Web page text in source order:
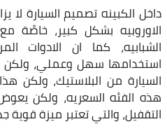
داخل الكبينه تصميم السيارة لا
الاوروبيه بشكل كبير، خاصًة
الشبابيه، كما ان الادوات
استخدامها سهل وعملي، ولكن
السيارة من البلاستيك،
هذه الفئه السعريه، ولكن
التقفيل، والتي تعتبر ميزة قوية